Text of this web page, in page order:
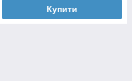
Купити